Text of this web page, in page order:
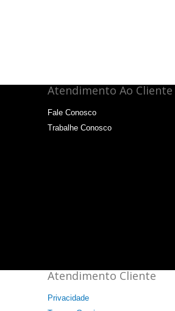
Atendimento Ao Cliente
Fale Conosco
Trabalhe Conosco
Atendimento Cliente
Privacidade